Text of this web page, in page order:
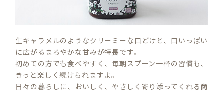
生キャラメルのようなクリーミーな口どけと、口いっぱい
に広がるまろやかな甘みが特長です。
初めての方でも食べやすく、毎朝スプーン一杯の習慣も、
きっと楽しく続けられますよ。
日々の暮らしに、おいしく、やさしく寄り添ってくれる商